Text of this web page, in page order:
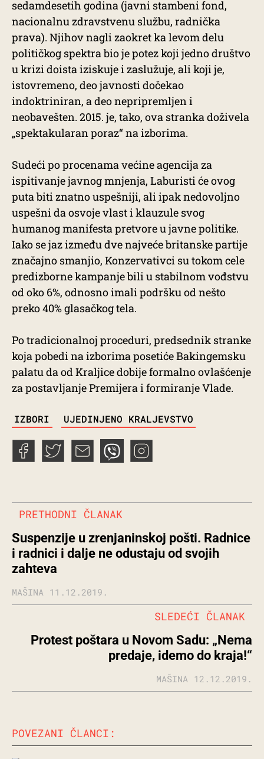
sedamdesetih godina (javni stambeni fond,
nacionalnu zdravstvenu službu, radnička
prava). Njihov nagli zaokret ka levom delu
političkog spektra bio je potez koji jedno društvo
u krizi doista iziskuje i zaslužuje, ali koji je,
istovremeno, deo javnosti dočekao
indoktriniran, a deo nepripremljen i
neobavešten. 2015. je, tako, ova stranka doživela
„spektakularan poraz“ na izborima.
Sudeći po procenama većine agencija za
ispitivanje javnog mnjenja, Laburisti će ovog
puta biti znatno uspešniji, ali ipak nedovoljno
uspešni da osvoje vlast i klauzule svog
humanog manifesta pretvore u javne politike.
Iako se jaz između dve najveće britanske partije
značajno smanjio, Konzervativci su tokom cele
predizborne kampanje bili u stabilnom vođstvu
od oko 6%, odnosno imali podršku od nešto
preko 40% glasačkog tela.
Po tradicionalnoj proceduri, predsednik stranke
koja pobedi na izborima posetiće Bakingemsku
palatu da od Kraljice dobije formalno ovlašćenje
za postavljanje Premijera i formiranje Vlade.
IZBORI UJEDINJENO KRALJEVSTVO
PRETHODNI ČLANAK
Suspenzije u zrenjaninskoj pošti. Radnice
i radnici i dalje ne odustaju od svojih
zahteva
MAŠINA 11.12.2019.
Protest poštara u Novom Sadu: „Nema
predaje, idemo do kraja!“
SLEDEĆI ČLANAK
MAŠINA 12.12.2019.
POVEZANI ČLANCI: